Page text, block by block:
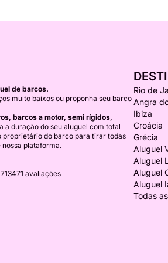
de barcos.
muito baixos ou proponha seu barco
barcos a motor, semi rígidos,
a duração do seu aluguel com total
proprietário do barco para tirar todas
plataforma.
avaliações
Rio de
Angra
Ibiza
Croácia
Grécia
Aluguel
Aluguel
Aluguel
Aluguel
Todas